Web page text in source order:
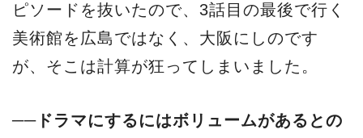
ピソードを抜いたので、3話目の最後で行く
美術館を広島ではなく、大阪にしのです
が、そこは計算が狂ってしまいました。
──ドラマにするにはボリュームがあるとの